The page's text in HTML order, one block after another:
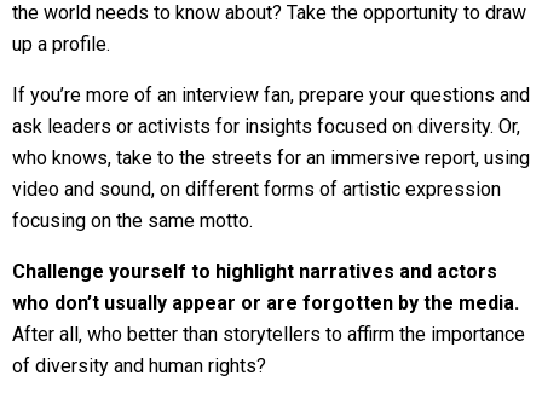
the world needs to know about? Take the opportunity to draw
up a profile.
If you’re more of an interview fan, prepare your questions and
ask leaders or activists for insights focused on diversity. Or,
who knows, take to the streets for an immersive report, using
video and sound, on different forms of artistic expression
focusing on the same motto.
Challenge yourself to highlight narratives and actors
who don’t usually appear or are forgotten by the media.
After all, who better than storytellers to affirm the importance
of diversity and human rights?